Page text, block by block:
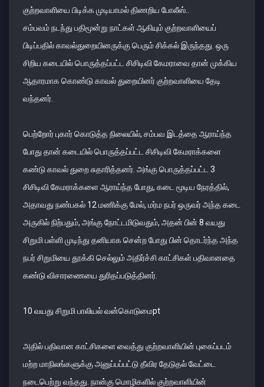
குற்றவாளியை பிடிக்க முடியாமல் திணறிய போலீஸ்..
சம்பவம் நடந்து பதிமூன்று நாட்கள் ஆகியும் குற்றவாளியைப்
பிடிப்பதில் காவல்துறையினருக்கு பெரும் சிக்கல் இருந்தது. ஒரு
சிறிய கடையில் பொருத்தப்பட்ட சிசிடிவி கேமராவை தான் முக்கிய
ஆதாரமாக கொண்டு காவல் துறையினர் குற்றவாளியை தேடி
வந்தனர்.
பெற்றோர் புகார் கொடுத்த நிலையில், சம்பவ இடத்தை ஆராய்ந்த
போது தான் கடையில் பொருத்தப்பட்ட சிசிடிவி கேமராக்களை
கண்டு காவல் துறை சுதாரித்தனர். அங்கு பொருத்தப்பட்ட 3
சிசிடிவி கேமராக்களை ஆராய்ந்த போது, கடை மூடிய நேரத்தில்,
அதாவது நண்பகல் 12 மணிக்கு மேல், மர்ம நபர் ஒருவர் அந்த கடை
அருகில் நிற்பதும், அங்கு நோட்டமிடுவதும், அதன் பின் 8 வயது
சிறுமி பள்ளி முடிந்து தனியாக சென்ற போது பின் தொடர்ந்த அந்த
நபர் சிறுமியை தூக்கி செல்லும் அதிர்ச்சி காட்சிகள் பதிவானதை
கண்டு விசாரணையை துரிதப்படுத்தினர்.
10 வயது சிறுமி பாலியல் வன்கொடுமைpt
அதில் பதிவான காட்சிகளை வைத்து குற்றவாளியின் புகைப்படம்
மற்ற மாநிலங்களுக்கு அனுப்பப்பட்டு தீவிர தேடுதல் வேட்டை
நடைபெற்று வந்தது. நான்கு மொழிகளில் குற்றவாளியின்